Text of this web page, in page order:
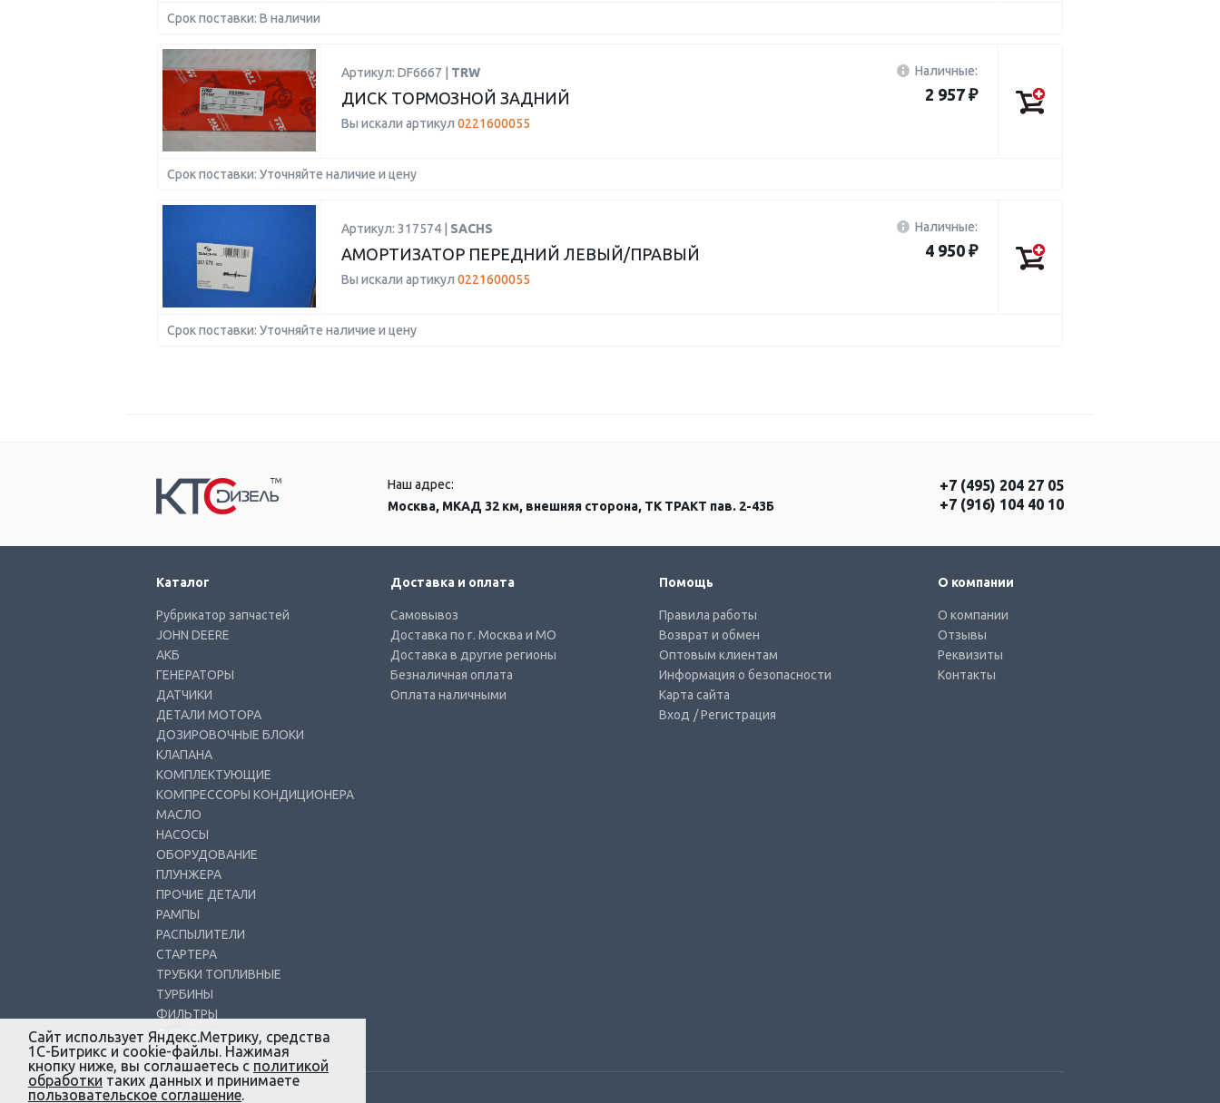
Срок поставки: В наличии
Артикул: DF6667 | TRW
ДИСК ТОРМОЗНОЙ ЗАДНИЙ
Вы искали артикул 0221600055
Наличные:
2 957 ₽
Срок поставки: Уточняйте наличие и цену
Артикул: 317574 | SACHS
АМОРТИЗАТОР ПЕРЕДНИЙ ЛЕВЫЙ/ПРАВЫЙ
Вы искали артикул 0221600055
Наличные:
4 950 ₽
Срок поставки: Уточняйте наличие и цену
Наш адрес:
Москва, МКАД 32 км, внешняя сторона, ТК ТРАКТ пав. 2-43Б
+7 (495) 204 27 05
+7 (916) 104 40 10
Каталог
Рубрикатор запчастей
JOHN DEERE
АКБ
ГЕНЕРАТОРЫ
ДАТЧИКИ
ДЕТАЛИ МОТОРА
ДОЗИРОВОЧНЫЕ БЛОКИ
КЛАПАНА
КОМПЛЕКТУЮЩИЕ
КОМПРЕССОРЫ КОНДИЦИОНЕРА
МАСЛО
НАСОСЫ
ОБОРУДОВАНИЕ
ПЛУНЖЕРА
ПРОЧИЕ ДЕТАЛИ
РАМПЫ
РАСПЫЛИТЕЛИ
СТАРТЕРА
ТРУБКИ ТОПЛИВНЫЕ
ТУРБИНЫ
ФИЛЬТРЫ
ФОРСУНКИ
Доставка и оплата
Самовывоз
Доставка по г. Москва и МО
Доставка в другие регионы
Безналичная оплата
Оплата наличными
Помощь
Правила работы
Возврат и обмен
Оптовым клиентам
Информация о безопасности
Карта сайта
Вход / Регистрация
О компании
О компании
Отзывы
Реквизиты
Контакты
Сайт использует Яндекс.Метрику, средства
1С-Битрикс и cookie-файлы. Нажимая
кнопку ниже, вы соглашаетесь с политикой
обработки таких данных и принимаете
пользовательское соглашение.